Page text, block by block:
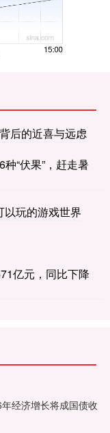
后的近喜与远虑
“伏果”，赶走暑
以玩的游戏世界
亿元，同比下降
经济增长将成国债收